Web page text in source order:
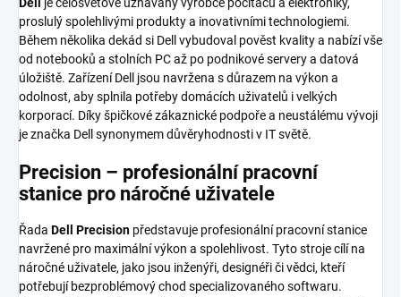
proslulý spolehlivými produkty a inovativními technologiemi.
Během několika dekád si Dell vybudoval pověst kvality a nabízí vše
od notebooků a stolních PC až po podnikové servery a datová
úložiště. Zařízení Dell jsou navržena s důrazem na výkon a
odolnost, aby splnila potřeby domácích uživatelů i velkých
korporací. Díky špičkové zákaznické podpoře a neustálému vývoji
je značka Dell synonymem důvěryhodnosti v IT světě.
Precision – profesionální pracovní
stanice pro náročné uživatele
Řada Dell Precision představuje profesionální pracovní stanice
navržené pro maximální výkon a spolehlivost. Tyto stroje cílí na
náročné uživatele, jako jsou inženýři, designéři či vědci, kteří
potřebují bezproblémový chod specializovaného softwaru.